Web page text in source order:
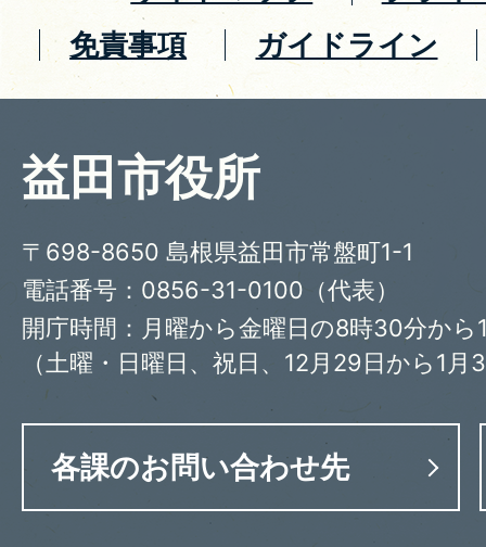
免責事項
ガイドライン
益田市役所
〒698-8650 島根県益田市常盤町1-1
電話番号：0856-31-0100（代表）
開庁時間：月曜から金曜日の8時30分から
（土曜・日曜日、祝日、12月29日から1月
各課のお問い合わせ先